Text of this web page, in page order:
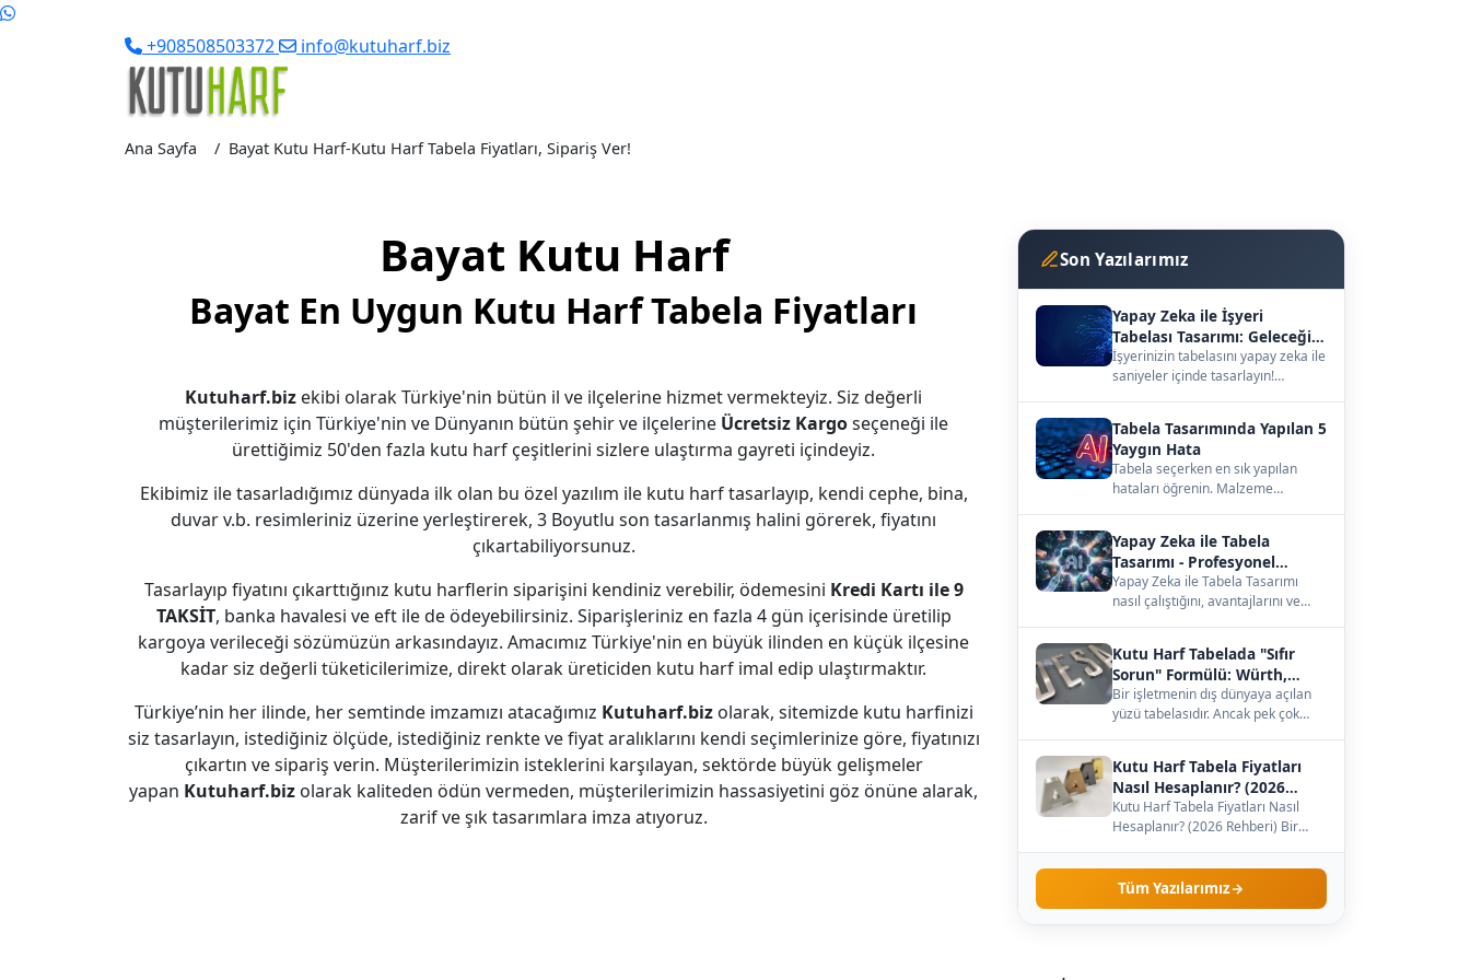
+908508503372 info@kutuharf.biz
Ana Sayfa Bayat Kutu Harf-Kutu Harf Tabela Fiyatları, Sipariş Ver!
Bayat Kutu Harf
Bayat En Uygun Kutu Harf Tabela Fiyatları
Kutuharf.biz ekibi olarak Türkiye'nin bütün il ve ilçelerine hizmet vermekteyiz. Siz değerli
müşterilerimiz için Türkiye'nin ve Dünyanın bütün şehir ve ilçelerine Ücretsiz Kargoseçeneği ile
ürettiğimiz 50'den fazla kutu harf çeşitlerini sizlere ulaştırma gayreti içindeyiz.
Ekibimiz ile tasarladığımız dünyada ilk olan bu özel yazılım ile kutu harf tasarlayıp, kendi cephe, bina,
duvar v.b. resimleriniz üzerine yerleştirerek, 3 Boyutlu son tasarlanmış halini görerek, fiyatını
çıkartabiliyorsunuz.
Tasarlayıp fiyatını çıkarttığınız kutu harflerin siparişini kendiniz verebilir, ödemesini Kredi Kartı ile 9
TAKSİT, banka havalesi ve eft ile de ödeyebilirsiniz. Siparişleriniz en fazla 4 gün içerisinde üretilip
kargoya verileceği sözümüzün arkasındayız. Amacımız Türkiye'nin en büyük ilinden en küçük ilçesine
kadar siz değerli tüketicilerimize, direkt olarak üreticiden kutu harf imal edip ulaştırmaktır.
Türkiye’nin her ilinde, her semtinde imzamızı atacağımız Kutuharf.bizolarak, sitemizde kutu harfinizi
siz tasarlayın, istediğiniz ölçüde, istediğiniz renkte ve fiyat aralıklarını kendi seçimlerinize göre, fiyatınızı
çıkartın ve sipariş verin. Müşterilerimizin isteklerini karşılayan, sektörde büyük gelişmeler
yapan Kutuharf.biz olarak kaliteden ödün vermeden, müşterilerimizin hassasiyetini göz önüne alarak,
zarif ve şık tasarımlara imza atıyoruz.
Son Yazılarımız
Yapay Zeka ile İşyeri
Tabelası Tasarımı: Geleceğin
Vitrini
İşyerinizin tabelasını yapay zeka ile
saniyeler içinde tasarlayın!
Tabela Tasarımında Yapılan 5
Yaygın Hata
Tabela seçerken en sık yapılan
hataları öğrenin. Malzeme
Yapay Zeka ile Tabela
Tasarımı - Profesyonel
Kılavuz
Yapay Zeka ile Tabela Tasarımı
nasıl çalıştığını, avantajlarını ve
Kutu Harf Tabelada "Sıfır
Sorun" Formülü: Würth,
Meanwell ve Samsung İş
Birliği
Bir işletmenin dış dünyaya açılan
yüzü tabelasıdır. Ancak pek çok
Kutu Harf Tabela Fiyatları
Nasıl Hesaplanır? (2026
Rehberi)
Kutu Harf Tabela Fiyatları Nasıl
Hesaplanır? (2026 Rehberi) Bir
yaptırmaya karar…
Tüm Yazılarımız